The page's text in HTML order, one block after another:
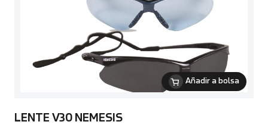
Añadir a bolsa
LENTE V30 NEMESIS